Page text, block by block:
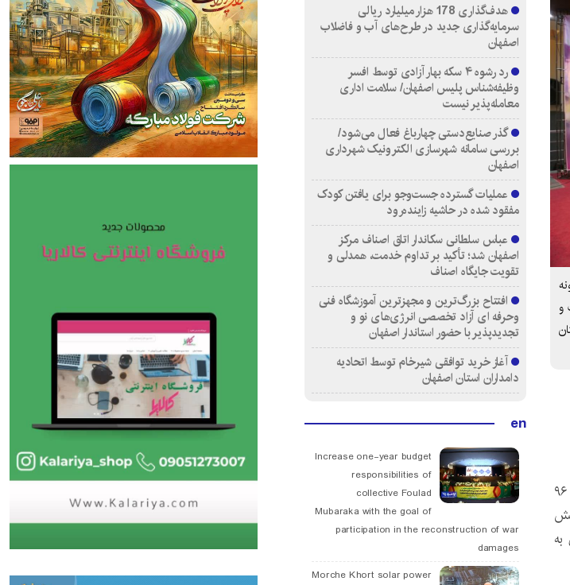
و
در مراسم تجلیل از کارکنان نمونه سال ۹۶
هدف‌گذاری 178 هزار میلیارد ریالی
سرمایه‌گذاری جدید در طرح‌های آب و فاضلاب
اصفهان
رد رشوه ۴ سکه بهار آزادی توسط افسر
وظیفه‌شناس پلیس اصفهان/ سلامت اداری
معامله‌پذیر نیست
گذر صنایع‌دستی چهارباغ فعال می‌شود/
بررسی سامانه شهرسازی الکترونیک شهرداری
اصفهان
عملیات گسترده جست‌وجو برای یافتن کودک
مفقود شده در حاشیه زاینده‌رود
عباس سلطانی سکاندار اتاق اصناف مرکز
اصفهان شد؛ تأکید بر تداوم خدمت، همدلی و
تقویت جایگاه اصناف
افتتاح بزرگ‌ترین و مجهزترین آموزشگاه فنی
وحرفه ای آزاد تخصصی انرژی‌های نو و
تجدیدپذیر با حضور استاندار اصفهان
آغاز خرید توافقی شیرخام توسط اتحادیه
دامداران استان اصفهان
en
Increase one-year budget
responsibilities of
collective Foulad
Mubaraka with the goal of
participation in the reconstruction of war
damages
Morche Khort solar power